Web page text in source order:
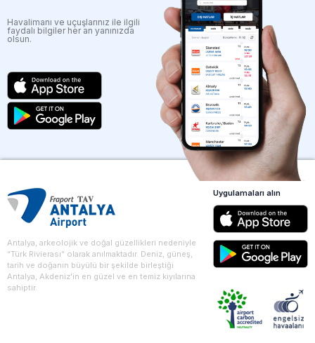
Havalimanı ve uçuşlarınız ile ilgili
faydalı bilgiler her an yanınızda
olsun.
Antalya, arkeolojik ve doğal güzellikleri nedeniyle
“Türk Rivierası” olarak anılmaktadır. Deniz, güneş,
tarih ve doğanın büyülü bir şekilde birleştiği
Antalya, Akdeniz'in en güzel ve en temiz kıyılarına
sahiptir.
Uygulamaları alın